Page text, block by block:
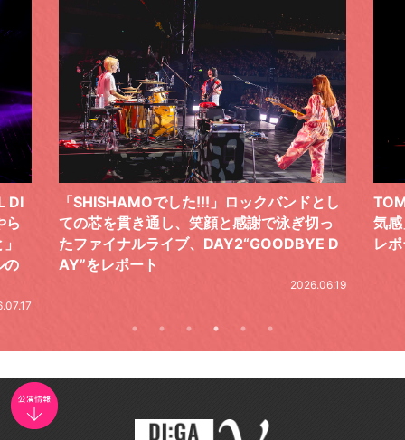
DI
ら
の
「SHISHAMOでした!!!」ロックバンドとし
ての芯を貫き通し、笑顔と感謝で泳ぎ切っ
たファイナルライブ、DAY2“GOODBYE D
AY”をレポート
2026.06.19
気
レ